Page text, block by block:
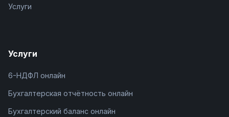
Услуги
Услуги
6-НДФЛ онлайн
Бухгалтерская отчётность онлайн
Бухгалтерский баланс онлайн